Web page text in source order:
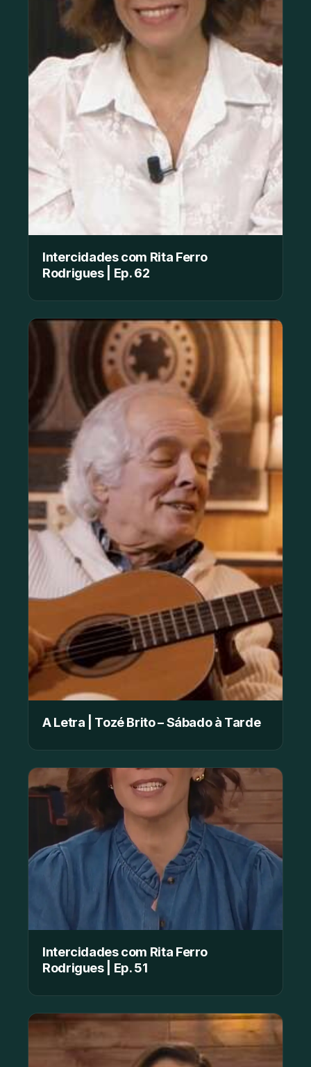
Intercidades com Rita Ferro
Rodrigues | Ep. 62
A Letra | Tozé Brito – Sábado à Tarde
Intercidades com Rita Ferro
Rodrigues | Ep. 51